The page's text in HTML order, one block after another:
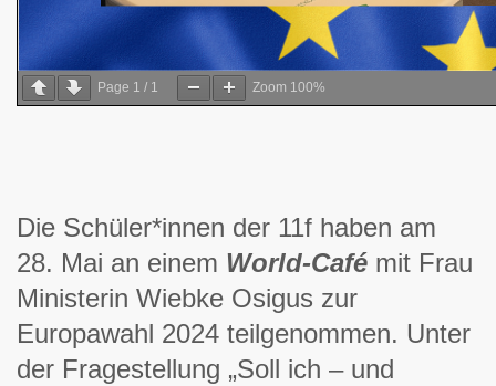
Page 1 / 1 Zoom 100%
Die Schüler*innen der 11f haben am
28. Mai an einem World-Café mit Frau
Ministerin Wiebke Osigus zur
Europawahl 2024 teilgenommen. Unter
der Fragestellung „Soll ich – und